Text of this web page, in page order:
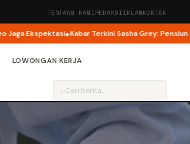
TENTANG KAMIREDAKSIIKLANKONTAK
Kabar Terkini Sasha Grey: Pensiun dari Film
LOWONGAN KERJA
⌕